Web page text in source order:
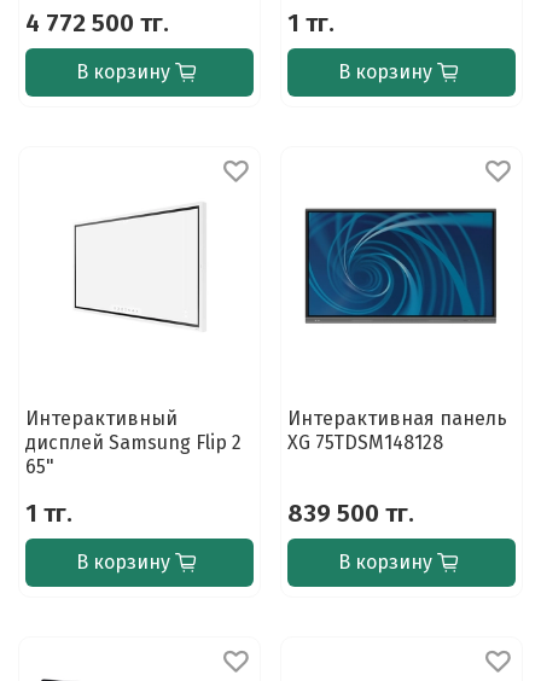
4 772 500 тг.
В корзину
1 тг.
В корзину
Интерактивный
дисплей Samsung Flip 2
65"
1 тг.
В корзину
Интерактивная панель
XG 75TDSM148128
839 500 тг.
В корзину